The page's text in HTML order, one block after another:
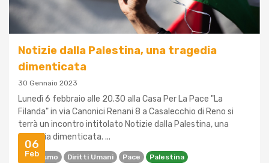
06
Feb
Notizie dalla Palestina, una tragedia
dimenticata
30 Gennaio 2023
Lunedì 6 febbraio alle 20.30 alla Casa Per La Pace "La
Filanda" in via Canonici Renani 8 a Casalecchio di Reno si
terrà un incontro intitolato Notizie dalla Palestina, una
tragedia dimenticata. ...
Attivismo Diritti Umani Pace Palestina